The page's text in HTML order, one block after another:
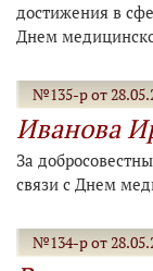
достижения в
Днем
№135-р от
Иванова
За
связи с Днем
№134-р от